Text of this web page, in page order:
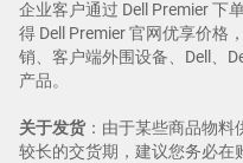
企业客户通过 Dell Premier 下
得 Dell Premier 官网优享价格
销、客户端外围设备、Dell、
产品。
关于发货：由于某些商品物料
较长的交货期，建议您务必在